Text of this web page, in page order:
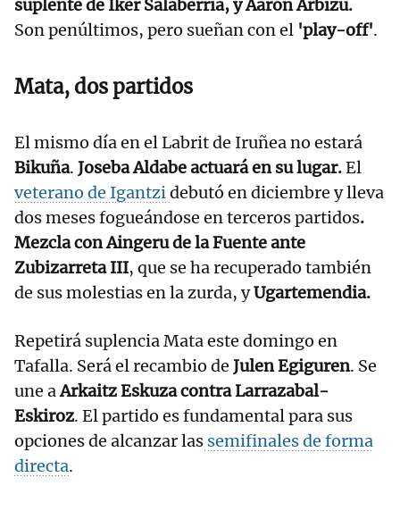
suplente de Iker Salaberria, y Aarón Arbizu.
Son penúltimos, pero sueñan con el 'play-off'.
Mata, dos partidos
El mismo día en el Labrit de Iruñea no estará
Bikuña. Joseba Aldabe actuará en su lugar.El
veterano de Igantzidebutó en diciembre y lleva
dos meses fogueándose en terceros partidos.
Mezcla con Aingeru de la Fuente ante
Zubizarreta III, que se ha recuperado también
de sus molestias en la zurda, yUgartemendia.
Repetirá suplencia Mata este domingo en
Tafalla. Será el recambio de Julen Egiguren. Se
une aArkaitz Eskuza contra Larrazabal-
Eskiroz. El partido es fundamental para sus
opciones de alcanzar las semifinales de forma
directa.